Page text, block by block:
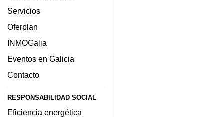
Servicios
Oferplan
INMOGalia
Eventos en Galicia
Contacto
RESPONSABILIDAD SOCIAL
Eficiencia energética